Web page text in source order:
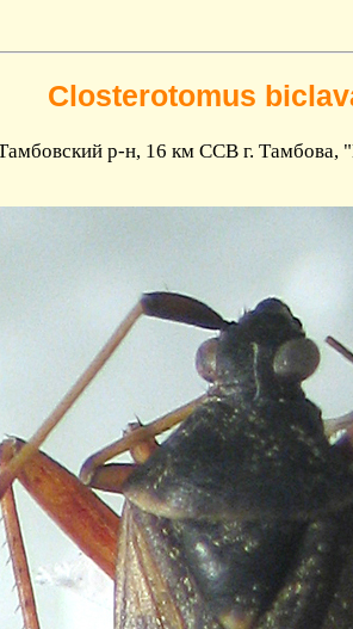
Closterotomus
р-н, 16 км ССВ г. Тамбова,